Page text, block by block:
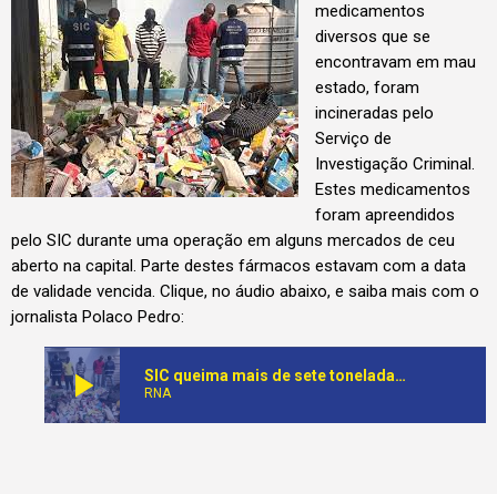
medicamentos
diversos que se
encontravam em mau
estado, foram
incineradas pelo
Serviço de
Investigação Criminal.
Estes medicamentos
foram apreendidos
pelo SIC durante uma operação em alguns mercados de ceu
aberto na capital. Parte destes fármacos estavam com a data
de validade vencida. Clique, no áudio abaixo, e saiba mais com o
jornalista Polaco Pedro:
play_arrow SIC queima mais de sete tonelada de fármacos falsificados
RNA